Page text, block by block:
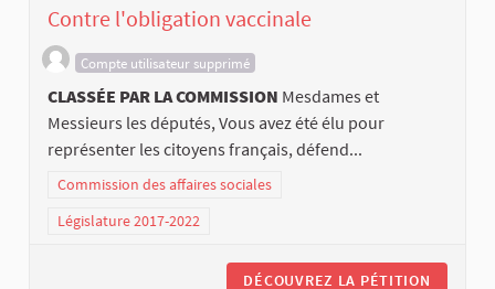
Contre l'obligation vaccinale
Compte utilisateur supprimé
CLASSÉE PAR LA COMMISSION Mesdames et
Messieurs les députés, Vous avez été élu pour
représenter les citoyens français, défend...
Commission des affaires sociales
Législature 2017-2022
DÉCOUVREZ LA PÉTITION